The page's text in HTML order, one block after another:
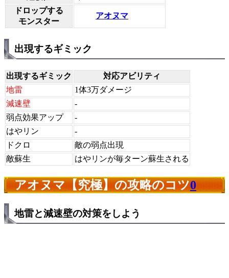
ドロップする
モンスター
アオヌマ
出現するギミック
出現するギミック
対応アビリティ
地雷
1体3万ダメージ
減速壁
-
弱点効果アップ
-
はやリン
-
ドクロ
敵の弱点出現
敵蘇生
はやリンが毎ターン蘇生される
アオヌマ【究極】の攻略のコツ0
地雷と減速壁の対策をしよう